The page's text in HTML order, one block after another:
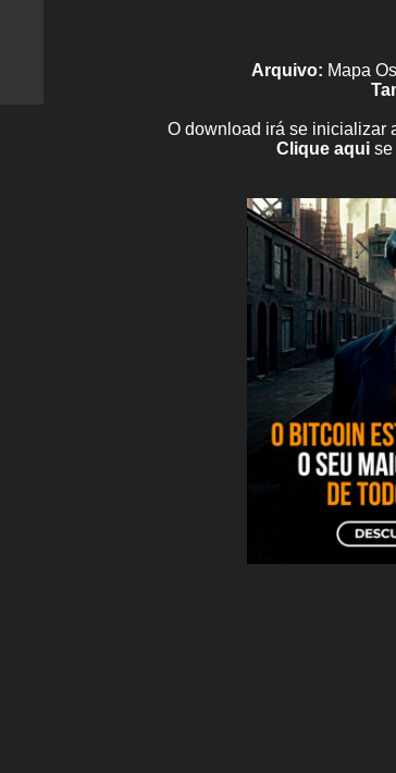
Arquivo: Mapa
O download irá se inicializar
Clique aquise